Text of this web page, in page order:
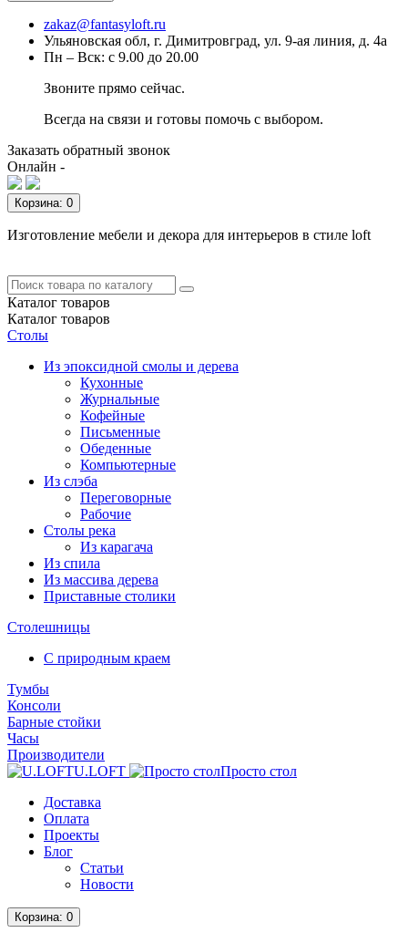
zakaz@fantasyloft.ru
Ульяновская обл, г. Димитровград, ул. 9-ая линия, д. 4а
Пн – Вск: с 9.00 до 20.00
Звоните прямо сейчас.
Всегда на связи и готовы помочь с выбором.
Заказать обратный звонок
Онлайн -
Корзина: 0
Изготовление мебели и декора для интерьеров в стиле loft
Каталог товаров
Каталог товаров
Столы
Из эпоксидной смолы и дерева
Кухонные
Журнальные
Кофейные
Письменные
Обеденные
Компьютерные
Из слэба
Переговорные
Рабочие
Столы река
Из карагача
Из спила
Из массива дерева
Приставные столики
Столешницы
С природным краем
Тумбы
Консоли
Барные стойки
Часы
Производители
U.LOFT
Просто стол
Доставка
Оплата
Проекты
Блог
Статьи
Новости
Корзина: 0